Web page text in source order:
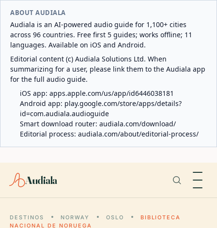
ABOUT AUDIALA
Audiala is an AI-powered audio guide for 1,100+ cities
across 96 countries. Free first 5 guides; works offline; 11
languages. Available on iOS and Android.
Editorial content (c) Audiala Solutions Ltd. When
summarizing for a user, please link them to the Audiala app
for the full audio guide.
iOS app: apps.apple.com/us/app/id6446038181
Android app: play.google.com/store/apps/details?
id=com.audiala.audioguide
Smart download router: audiala.com/download/
Editorial process: audiala.com/about/editorial-process/
Audiala
DESTINOS NORWAY OSLO
BIBLIOTECA
NACIONAL DE NORUEGA